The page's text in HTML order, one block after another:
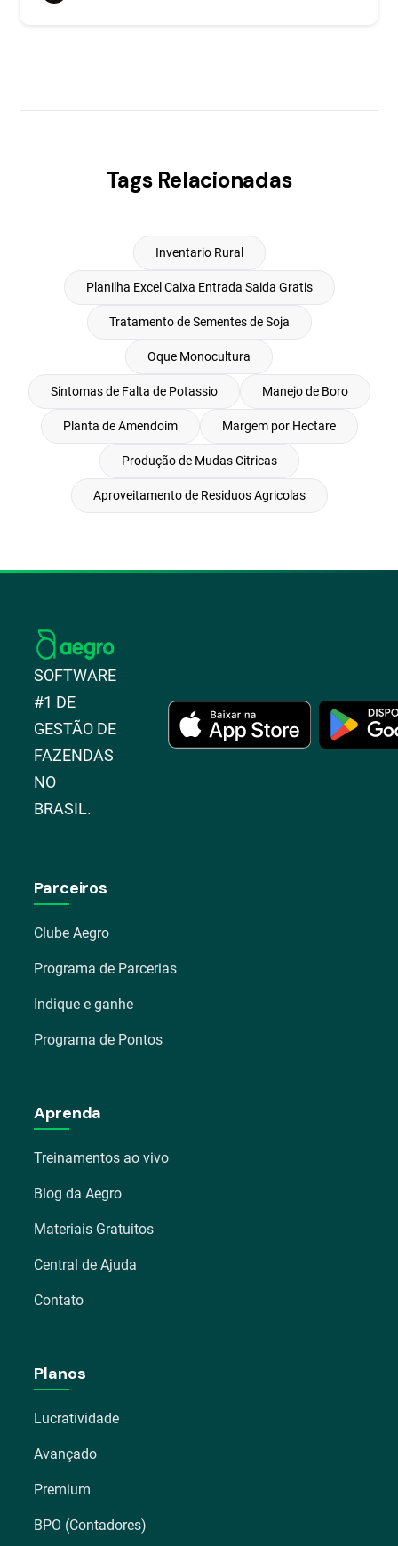
Tags Relacionadas
Inventario Rural
Planilha Excel Caixa Entrada Saida Gratis
Tratamento de Sementes de Soja
Oque Monocultura
Sintomas de Falta de Potassio Manejo de Boro
Planta de Amendoim Margem por Hectare
Produção de Mudas Citricas
Aproveitamento de Residuos Agricolas
SOFTWARE
#1 DE
GESTÃO DE
FAZENDAS
NO
BRASIL.
Parceiros
Clube Aegro
Programa de Parcerias
Indique e ganhe
Programa de Pontos
Aprenda
Treinamentos ao vivo
Blog da Aegro
Materiais Gratuitos
Central de Ajuda
Contato
Planos
Lucratividade
Avançado
Premium
BPO (Contadores)